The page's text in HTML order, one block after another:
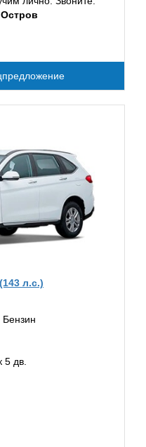
л.с.)
5 дв.